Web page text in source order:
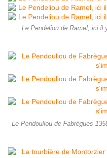
Le Pendeliou de Ramel, ici il
Le Pendouliou de Fabrègues